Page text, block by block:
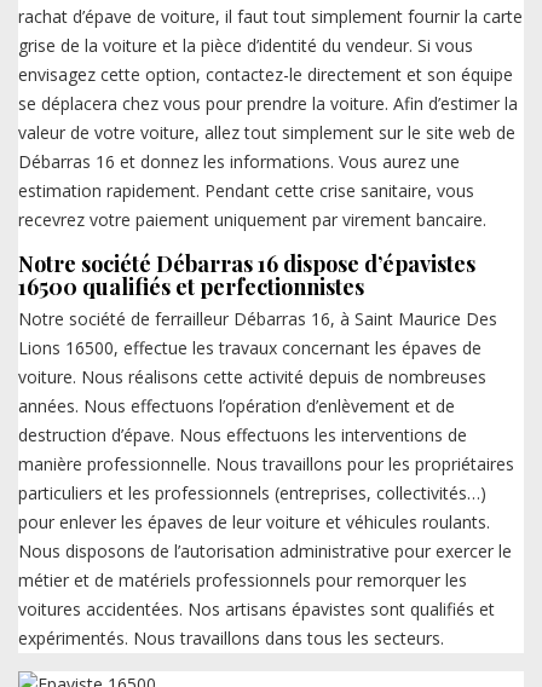
rachat d’épave de voiture, il faut tout simplement fournir la carte
grise de la voiture et la pièce d’identité du vendeur. Si vous
envisagez cette option, contactez-le directement et son équipe
se déplacera chez vous pour prendre la voiture. Afin d’estimer la
valeur de votre voiture, allez tout simplement sur le site web de
Débarras 16 et donnez les informations. Vous aurez une
estimation rapidement. Pendant cette crise sanitaire, vous
recevrez votre paiement uniquement par virement bancaire.
Notre société Débarras 16 dispose d’épavistes
16500 qualifiés et perfectionnistes
Notre société de ferrailleur Débarras 16, à Saint Maurice Des
Lions 16500, effectue les travaux concernant les épaves de
voiture. Nous réalisons cette activité depuis de nombreuses
années. Nous effectuons l’opération d’enlèvement et de
destruction d’épave. Nous effectuons les interventions de
manière professionnelle. Nous travaillons pour les propriétaires
particuliers et les professionnels (entreprises, collectivités…)
pour enlever les épaves de leur voiture et véhicules roulants.
Nous disposons de l’autorisation administrative pour exercer le
métier et de matériels professionnels pour remorquer les
voitures accidentées. Nos artisans épavistes sont qualifiés et
expérimentés. Nous travaillons dans tous les secteurs.